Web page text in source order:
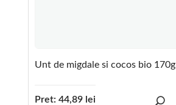
Unt de migdale si cocos bio 170g
Pret: 44,89 lei